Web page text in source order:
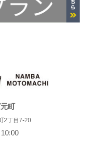
町
2丁目7-20